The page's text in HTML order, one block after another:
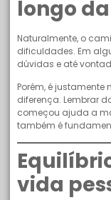
longo
Naturalmente, o
dificuldades. Em
dúvidas e até
Porém, é
diferença. Lembrar
começou ajuda a
também é
vida